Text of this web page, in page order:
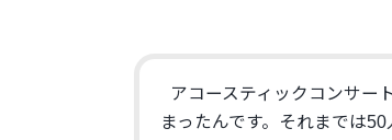
アコースティックコンサー
まったんです。
それまでは